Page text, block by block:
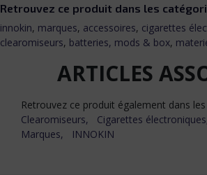
Retrouvez ce produit dans les
innokin, marques, accessoires, cigarettes
clearomiseurs, batteries, mods & box,
ARTICLES
Retrouvez ce produit également dans
Clearomiseurs,
Cigarettes
Marques,
INNOKIN